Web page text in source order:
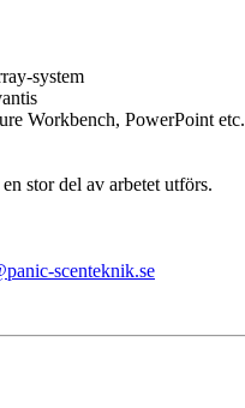
system
Workbench, PowerPoint etc.
stor del av arbetet utförs.
scenteknik.se